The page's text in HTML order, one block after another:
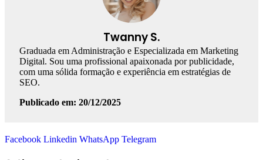
Twanny S.
Graduada em Administração e Especializada em Marketing
Digital. Sou uma profissional apaixonada por publicidade,
com uma sólida formação e experiência em estratégias de
SEO.
Publicado em: 20/12/2025
Facebook Linkedin WhatsApp Telegram